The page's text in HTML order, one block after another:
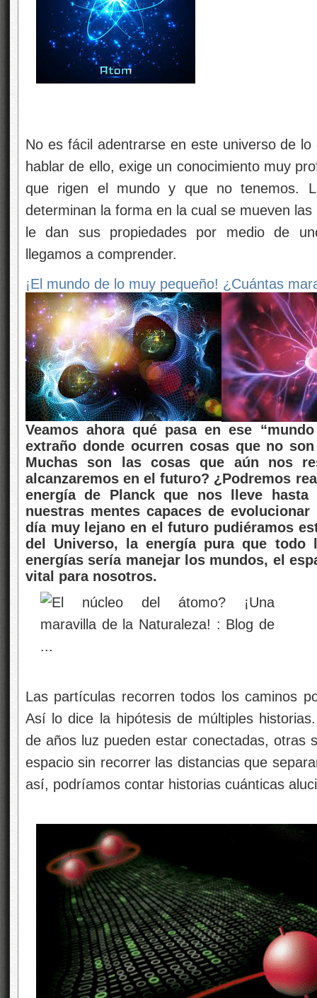
No es fácil adentrarse en este universo de
hablar de ello, exige un conocimiento muy
que rigen el mundo y que no tenemos.
determinan la forma en la cual se mueven
le dan sus propiedades por medio de
llegamos a comprender.
¡El mundo de lo muy pequeño! ¿Cuántas
Veamos ahora qué pasa en ese
extraño donde ocurren cosas que no
Muchas son las cosas que aún nos
alcanzaremos en el futuro? ¿Podremos
energía de Planck que nos lleve hasta
nuestras mentes capaces de
día muy lejano en el futuro pudiéramos
del Universo, la energía pura que todo
energías sería manejar los mundos, el
vital para nosotros.
Las partículas recorren todos los caminos
Así lo dice la hipótesis de múltiples
de años luz pueden estar conectadas, otras
espacio sin recorrer las distancias que
así, podríamos contar historias cuánticas